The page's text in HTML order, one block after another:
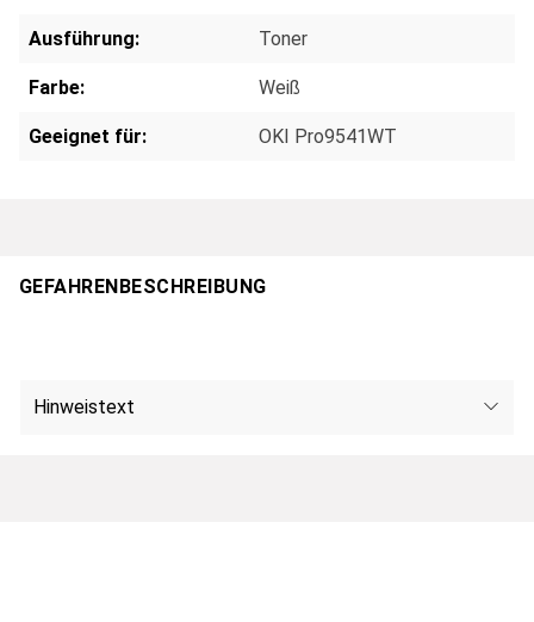
Ausführung: Toner
Farbe: Weiß
Geeignet für: OKI Pro9541WT
GEFAHRENBESCHREIBUNG
Hinweistext